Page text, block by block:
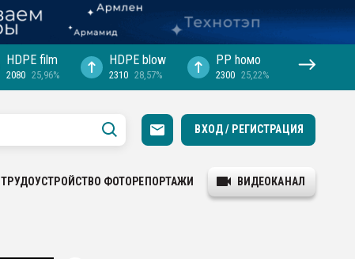
HDPE film
2080 25,96%
HDPE blow
2310 28,57%
PP hомо
2300 25,22%
ВХОД / РЕГИСТРАЦИЯ
ТРУДОУСТРОЙСТВО ФОТОРЕПОРТАЖИ ВИДЕОКАНАЛ